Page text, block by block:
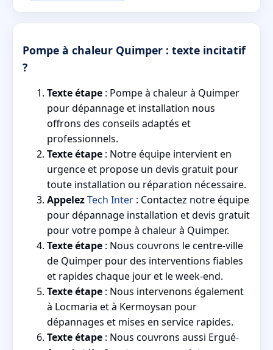
Pompe à chaleur Quimper : texte incitatif
?
Texte étape : Pompe à chaleur à Quimper
pour dépannage et installation nous
offrons des conseils adaptés et
professionnels.
Texte étape : Notre équipe intervient en
urgence et propose un devis gratuit pour
toute installation ou réparation nécessaire.
AppelezTech Inter : Contactez notre équipe
pour dépannage installation et devis gratuit
pour votre pompe à chaleur à Quimper.
Texte étape : Nous couvrons le centre-ville
de Quimper pour des interventions fiables
et rapides chaque jour et le week-end.
Texte étape : Nous intervenons également
à Locmaria et à Kermoysan pour
dépannages et mises en service rapides.
Texte étape : Nous couvrons aussi Ergué-